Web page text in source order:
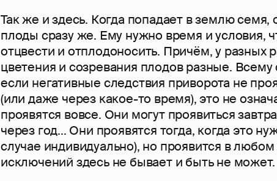
Так же и здесь. Когда попадает в землю семя,
плоды сразу же. Ему нужно время и условия,
отцвести и отплодоносить. Причём, у разных
цветения и созревания плодов разные. Всему
если негативные следствия приворота не
(или даже через какое-то время), это не
проявятся вовсе. Они могут проявиться
через год... Они проявятся тогда, когда это
случае индивидуально), но проявится в любом
исключений здесь не бывает и быть не может.